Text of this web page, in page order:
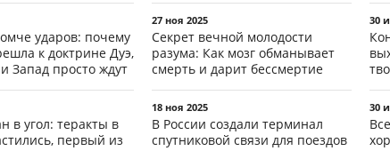
ударов: почему
к доктрине Дуэ,
Запад просто ждут
в угол: теракты в
первый из
27 ноя 2025
Секрет вечной молодости
разума: Как мозг обманывает
смерть и дарит бессмертие
18 ноя 2025
В России создали терминал
спутниковой связи для поездов
30
30